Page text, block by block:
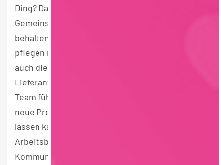
Ding? Dann wird dir dieser Job schmecken!
Gemeinsam setzen wir Produktideen um,
behalten die neusten Food-Trends im Blick und
pflegen nicht nur unser Sortiment, sondern
auch die Geschäftsbeziehungen zu unseren
Lieferanten. Im engen Austausch mit deinem
Team führst du Verhandlungen und probierst
neue Produkte aus. Auf der Zunge zergehen
lassen kannst du dir auch unsere
Arbeitsbedingungen, schließlich sind Teamwork,
Kommunikation auf Augenhöhe und viel